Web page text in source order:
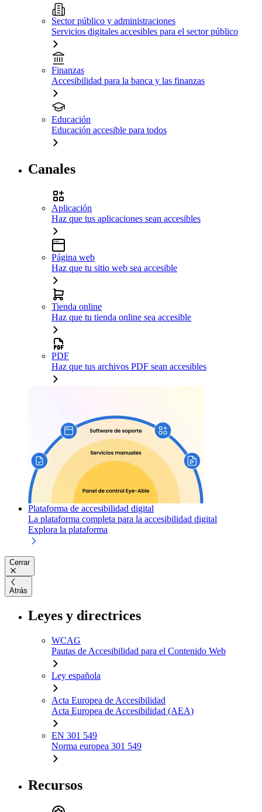
Sector público y administraciones
Servicios digitales accesibles para el sector público
Finanzas
Accesibilidad para la banca y las finanzas
Educación
Educación accesible para todos
Canales
Aplicación
Haz que tus aplicaciones sean accesibles
Página web
Haz que tu sitio web sea accesible
Tienda online
Haz que tu tienda online sea accesible
PDF
Haz que tus archivos PDF sean accesibles
Plataforma de accesibilidad digital
La plataforma completa para la accesibilidad digital
Explora la plataforma
Cerrar
Atrás
Leyes y directrices
WCAG
Pautas de Accesibilidad para el Contenido Web
Ley española
Acta Europea de Accesibilidad
Acta Europea de Accesibilidad (AEA)
EN 301 549
Norma europea 301 549
Recursos